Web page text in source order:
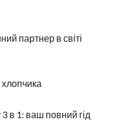
партнер в світі
в 1: ваш повний гід